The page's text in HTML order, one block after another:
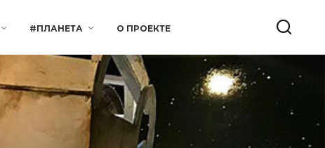
#ПЛАНЕТА О ПРОЕКТЕ